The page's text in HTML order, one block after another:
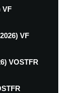
VF
VF
VOSTFR